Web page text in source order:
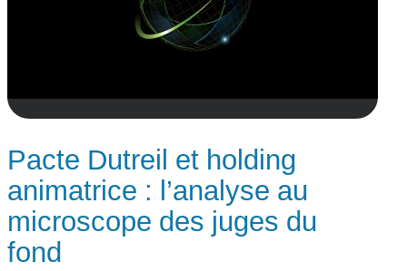
Pacte Dutreil et holding
animatrice : l’analyse au
microscope des juges du
fond